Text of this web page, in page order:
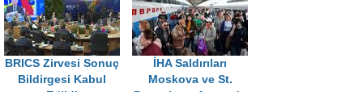
BRICS Zirvesi Sonuç
Bildirgesi Kabul
İHA Saldırıları
Moskova ve St.